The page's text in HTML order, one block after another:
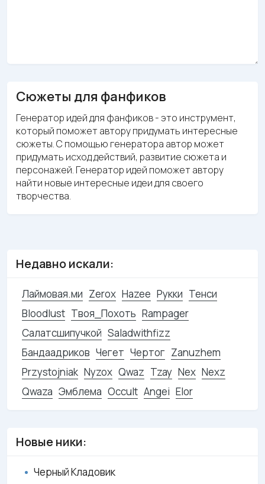
Сюжеты для фанфиков
Генератор идей для фанфиков - это инструмент,
который поможет автору придумать интересные
сюжеты. С помощью генератора автор может
придумать исход действий, развитие сюжета и
персонажей. Генератор идей поможет автору
найти новые интересные идеи для своего
творчества.
Недавно искали:
Лаймовая.ми Zerox Hazee Рукки Тенси
Bloodlust Твоя_Похоть Rampager
Салатсшипучкой Saladwithfizz
Бандаадриков Чегет Чертог Zanuzhem
Przystojniak Nyzox Qwaz Tzay Nex Nexz
Qwaza Эмблема Occult Angei Elor
Новые ники:
Черный Кладовик